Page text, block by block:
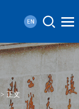
> 正文